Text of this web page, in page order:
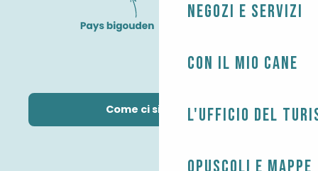
Negozi e servizi
Con il mio cane
L'Ufficio del
Come ci si arriva?